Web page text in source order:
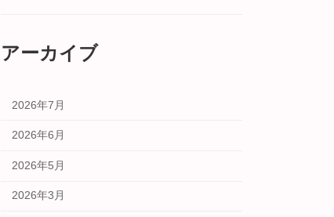
アーカイブ
2026年7月
2026年6月
2026年5月
2026年3月